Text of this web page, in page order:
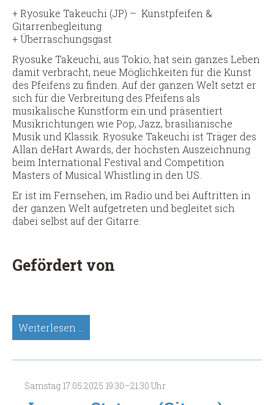
+ Ryosuke Takeuchi (JP) – Kunstpfeifen &
Gitarrenbegleitung
+ Überraschungsgast
Ryosuke Takeuchi, aus Tokio, hat sein ganzes Leben
damit verbracht, neue Möglichkeiten für die Kunst
des Pfeifens zu finden. Auf der ganzen Welt setzt er
sich für die Verbreitung des Pfeifens als
musikalische Kunstform ein und präsentiert
Musikrichtungen wie Pop, Jazz, brasilianische
Musik und Klassik. Ryosuke Takeuchi ist Träger des
Allan deHart Awards, der höchsten Auszeichnung
beim International Festival and Competition
Masters of Musical Whistling in den US.
Er ist im Fernsehen, im Radio und bei Auftritten in
der ganzen Welt aufgetreten und begleitet sich
dabei selbst auf der Gitarre.
Gefördert von
Weiterlesen …
Ryosuke
Takeuchi
Die
Samstag 17.05.2025 19:30–21:30 Uhr